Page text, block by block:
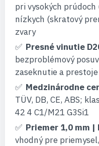
pri vysokých
nízkych (skratový
zvary
Presné vinutie
bezproblémový
zaseknutie a prestoje
Medzinárodne
TÜV, DB, CE, ABS;
42 4 C1/M21 G3Si1
Priemer 1,0 mm |
vhodný pre